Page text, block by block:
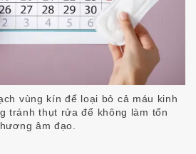
vùng kín để loại bỏ cả máu kinh
tránh thụt rửa để không làm tổn
âm đạo.